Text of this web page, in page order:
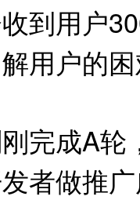
用户
用户的
成A轮
者做推